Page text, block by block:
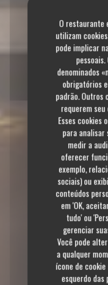
O restaurante
utilizam
pode implicar
denominados
obrigatórios
padrão. Outros
requerem
Esses cookies
para analisar
medir a
oferecer
exemplo,
sociais) ou
conteúdos
em 'OK,
tudo' ou
gerenciar
Você pode
a qualquer
ícone de
esquerdo das